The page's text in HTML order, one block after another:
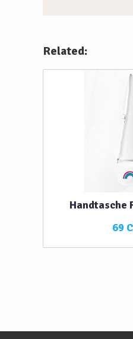
Related:
Handtasche
69